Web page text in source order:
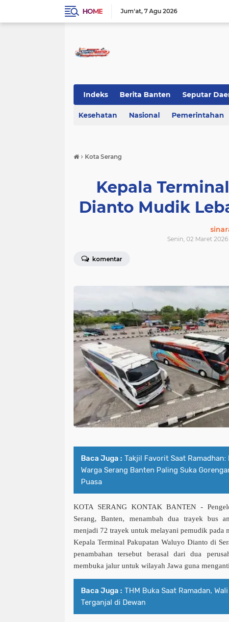
HOME Jum'at 7 Agu 2026
Indeks Berita Banten Seputar
KOTA TANGERANG Regional Banten
Kesehatan Nasional Pemerintahan
› Kota Serang
Kepala
Dianto Mudik
Senin, 02 Maret
komentar
Baca Juga : Takjil Favorit Saat Ramadhan:
Warga Serang Banten Paling Suka
Puasa
KOTA SERANG KONTAK BANTEN -
Serang, Banten, menambah dua trayek bus
menjadi 72 trayek untuk melayani pemudik pada
Kepala Terminal Pakupatan Waluyo Dianto di
penambahan tersebut berasal dari dua
membuka jalur untuk wilayah Jawa guna
Baca Juga : THM Buka Saat Ramadan,
Terganjal di Dewan